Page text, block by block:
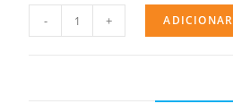
- + ADICIONAR